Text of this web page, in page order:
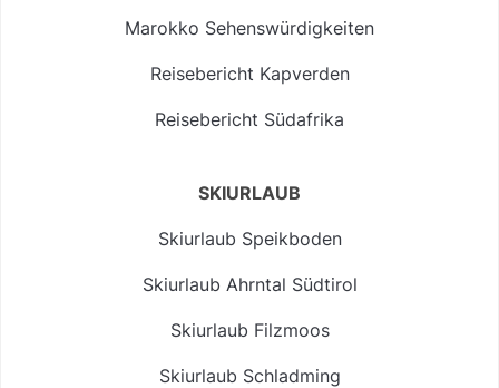
Marokko Sehenswürdigkeiten
Reisebericht Kapverden
Reisebericht Südafrika
SKIURLAUB
Skiurlaub Speikboden
Skiurlaub Ahrntal Südtirol
Skiurlaub Filzmoos
Skiurlaub Schladming